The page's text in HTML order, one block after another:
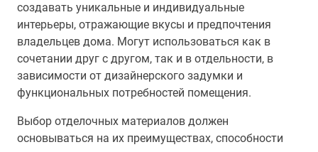
создавать уникальные и индивидуальные
интерьеры, отражающие вкусы и предпочтения
владельцев дома. Могут использоваться как в
сочетании друг с другом, так и в отдельности, в
зависимости от дизайнерского задумки и
функциональных потребностей помещения.
Выбор отделочных материалов должен
основываться на их преимуществах, способности